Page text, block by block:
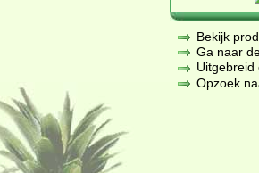
Bekijk
Ga naar
Uitgebreid
Opzoek